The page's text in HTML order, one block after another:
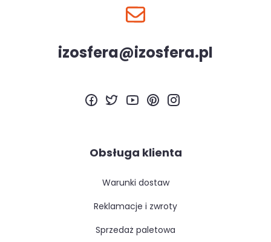
izosfera@izosfera.pl
Obsługa klienta
warunki dostaw
reklamacje i zwroty
sprzedaż paletowa